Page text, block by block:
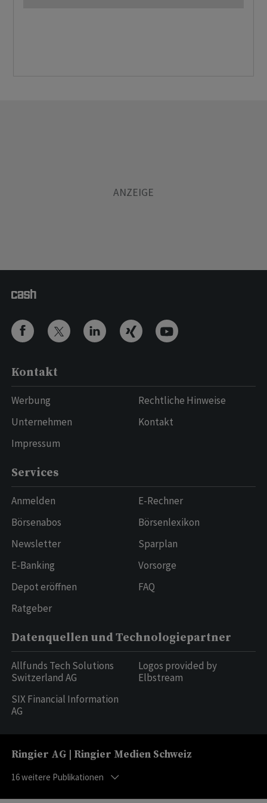
Kontakt
Werbung
Unternehmen
Impressum
Rechtliche Hinweise
Kontakt
Services
Anmelden
Börsenabos
Newsletter
E-Banking
Depot eröffnen
Ratgeber
E-Rechner
Börsenlexikon
Sparplan
Vorsorge
FAQ
Datenquellen und Technologiepartner
Allfunds Tech Solutions
Switzerland AG
SIX Financial Information
AG
Logos provided by
Elbstream
Ringier AG | Ringier Medien Schweiz
16weitere Publikationen